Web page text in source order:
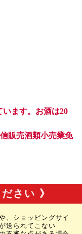
さい 》
、ショッピングサイ
送られてこない